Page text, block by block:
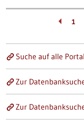
1
Suche auf alle
Zur
Zur